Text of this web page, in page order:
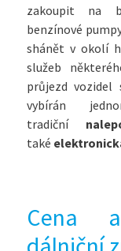
zakoupit na
benzínové
shánět v okolí
služeb
průjezd
vybírán
tradiční
také
Cena